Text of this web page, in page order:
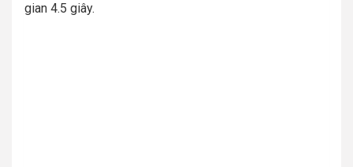
gian 4.5 giây.